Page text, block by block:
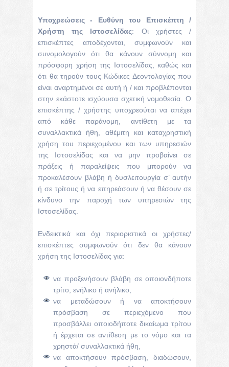
Υποχρεώσεις - Ευθύνη του Επισκέπτη /
Χρήστη της Ιστοσελίδας: Οι χρήστες /
επισκέπτες αποδέχονται, συμφωνούν και
συνομολογούν ότι θα κάνουν σύννομη και
πρόσφορη χρήση της Ιστοσελίδας, καθώς και
ότι θα τηρούν τους Κώδικες Δεοντολογίας που
είναι αναρτημένοι σε αυτή ή / και προβλέπονται
στην εκάστοτε ισχύουσα σχετική νομοθεσία. Ο
επισκέπτης / χρήστης υποχρεούται να απέχει
από κάθε παράνομη, αντίθετη με τα
συναλλακτικά ήθη, αθέμιτη και καταχρηστική
χρήση του περιεχομένου και των υπηρεσιών
της Ιστοσελίδας και να μην προβαίνει σε
πράξεις ή παραλείψεις που μπορούν να
προκαλέσουν βλάβη ή δυσλειτουργία σ’ αυτήν
ή σε τρίτους ή να επηρεάσουν ή να θέσουν σε
κίνδυνο την παροχή των υπηρεσιών της
Ιστοσελίδας.
Ενδεικτικά και όχι περιοριστικά οι χρήστες/
επισκέπτες συμφωνούν ότι δεν θα κάνουν
χρήση της Ιστοσελίδας για:
να προξενήσουν βλάβη σε οποιονδήποτε
τρίτο, ενήλικο ή ανήλικο,
να μεταδώσουν ή να αποκτήσουν
πρόσβαση σε περιεχόμενο που
προσβάλλει οποιοδήποτε δικαίωμα τρίτου
ή έρχεται σε αντίθεση με το νόμο και τα
χρηστά/ συναλλακτικά ήθη,
να αποκτήσουν πρόσβαση, διαδώσουν,